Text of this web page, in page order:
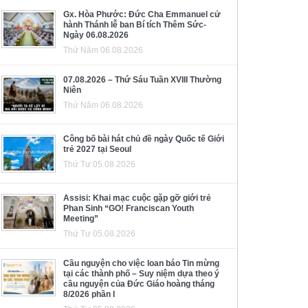
Gx. Hòa Phước: Đức Cha Emmanuel cử
hành Thánh lễ ban Bí tích Thêm Sức-
Ngày 06.08.2026
Thứ Năm 06.08.2026
07.08.2026 – Thứ Sáu Tuần XVIII Thường
Niên
Thứ Năm 06.08.2026
Công bố bài hát chủ đề ngày Quốc tế Giới
trẻ 2027 tại Seoul
Thứ Tư 05.08.2026
Assisi: Khai mạc cuộc gặp gỡ giới trẻ
Phan Sinh “GO! Franciscan Youth
Meeting”
Thứ Tư 05.08.2026
Cầu nguyện cho việc loan báo Tin mừng
tại các thành phố – Suy niệm dựa theo ý
cầu nguyện của Đức Giáo hoàng tháng
8/2026 phần I